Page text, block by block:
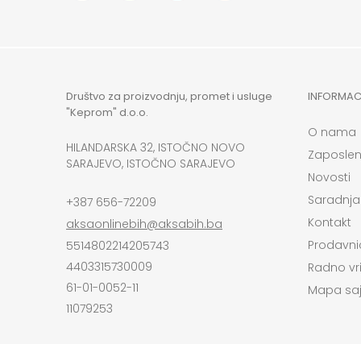
Društvo za proizvodnju, promet i usluge
"Keprom" d.o.o.
HILANDARSKA 32, ISTOČNO NOVO
SARAJEVO, ISTOČNO SARAJEVO
+387 656-72209
aksaonlinebih@aksabih.ba
5514802214205743
4403315730009
61-01-0052-11
11079253
O nama
Novosti
Saradnja
Kontakt
Radno
Mapa